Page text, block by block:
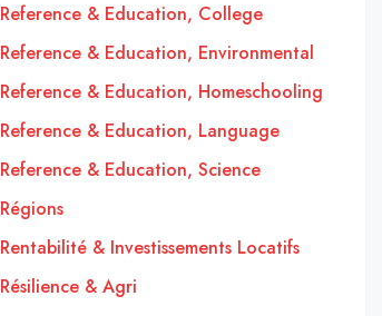
Reference & Education, College
Reference & Education, Environmental
Reference & Education, Homeschooling
Reference & Education, Language
Reference & Education, Science
Régions
Rentabilité & Investissements Locatifs
Résilience & Agri